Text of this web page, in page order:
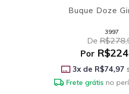
Buque Doze
3997
De
Por
3x de R$74,97
Frete grátis no